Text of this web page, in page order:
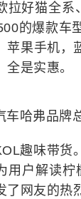
拉好猫全系
的爆款车
苹果手机，
全是实惠。
车哈弗品牌
趣味带货
用户解读
了网友的热